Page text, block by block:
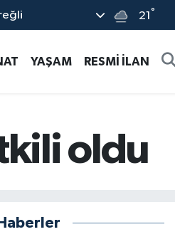
21 °
YAŞAM RESMİ İLAN
oldu